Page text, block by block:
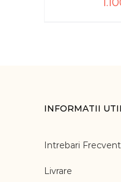
INFORMATII
Intrebari
Livrare